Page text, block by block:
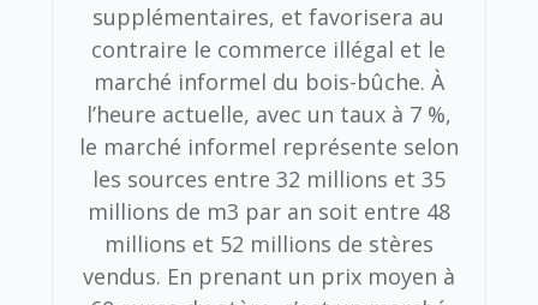
supplémentaires, et favorisera au
contraire le commerce illégal et le
marché informel du bois-bûche. À
l’heure actuelle, avec un taux à 7 %,
le marché informel représente selon
les sources entre 32 millions et 35
millions de m3 par an soit entre 48
millions et 52 millions de stères
vendus. En prenant un prix moyen à